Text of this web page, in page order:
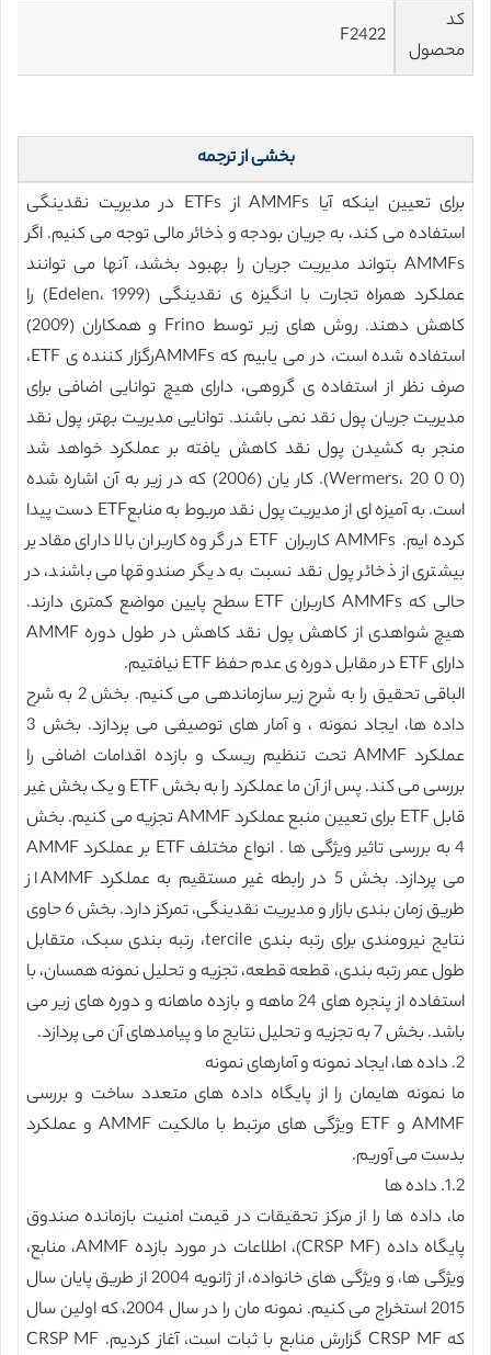
کد
محصول
F2422
بخشی از ترجمه
برای تعیین اینکه آیا AMMFs از ETFs در مدیریت نقدینگی
استفاده می کند، به جریان بودجه و ذخائر مالی توجه می کنیم. اگر
AMMFs بتواند مدیریت جریان را بهبود بخشد، آنها می توانند
عملکرد همراه تجارت با انگیزه ی نقدینگی (Edelen، 1999) را
کاهش دهند. روش های زیر توسط Frino و همکاران (2009)
استفاده شده است، در می یابیم که AMMFsرگزار کننده ی ETF،
صرف نظر از استفاده ی گروهی، دارای هیچ توانایی اضافی برای
مدیریت جریان پول نقد نمی باشند. توانایی مدیریت بهتر، پول نقد
منجر به کشیدن پول نقد کاهش یافته بر عملکرد خواهد شد
(Wermers، 20 0 0). کار یان (2006) که در زیر به آن اشاره شده
است. به آمیزه ای از مدیریت پول نقد مربوط به منابعETF دست پیدا
کرده ایم. AMMFs کاربران ETF در گروه کاربران بالا دارای مقادیر
بیشتری از ذخائر پول نقد نسبت به دیگر صندوقها می باشند، در
حالی که AMMFs کاربران ETF سطح پایین مواضع کمتری دارند.
هیچ شواهدی از کاهش پول نقد کاهش در طول دوره AMMF
دارای ETF در مقابل دوره ی عدم حفظ ETF نیافتیم.
الباقی تحقیق را به شرح زیر سازماندهی می کنیم. بخش 2 به شرح
داده ها، ایجاد نمونه ، و آمار های توصیفی می پردازد. بخش 3
عملکرد AMMF تحت تنظیم ریسک و بازده اقدامات اضافی را
بررسی می کند. پس از آن ما عملکرد را به بخش ETF و یک بخش غیر
قابل ETF برای تعیین منبع عملکرد AMMF تجزیه می کنیم. بخش
4 به بررسی تاثیر ویژگی ها . انواع مختلف ETF بر عملکرد AMMF
می پردازد. بخش 5 در رابطه غیر مستقیم به عملکرد AMMF از
طریق زمان بندی بازار و مدیریت نقدینگی، تمرکز دارد. بخش 6 حاوی
نتایج نیرومندی برای رتبه بندی tercile، رتبه بندی سبک، متقابل
طول عمر رتبه بندی، قطعه قطعه، تجزیه و تحلیل نمونه همسان، با
استفاده از پنجره های 24 ماهه و بازده ماهانه و دوره های زیر می
باشد. بخش 7 به تجزیه و تحلیل نتایج ما و پیامدهای آن می پردازد.
2. داده ها، ایجاد نمونه و آمارهای نمونه
ما نمونه هایمان را از پایگاه داده های متعدد ساخت و بررسی
AMMF و ETF ویژگی های مرتبط با مالکیت AMMF و عملکرد
بدست می آوریم.
1.2. داده ها
ما، داده ها را از مرکز تحقیقات در قیمت امنیت بازمانده صندوق
پایگاه داده (CRSP MF)، اطلاعات در مورد بازده AMMF، منابع،
ویژگی ها، و ویژگی های خانواده، از ژانویه 2004 از طریق پایان سال
2015 استخراج می کنیم. نمونه مان را در سال 2004، که اولین سال
که CRSP MF گزارش منابع با ثبات است، آغاز کردیم. CRSP MF